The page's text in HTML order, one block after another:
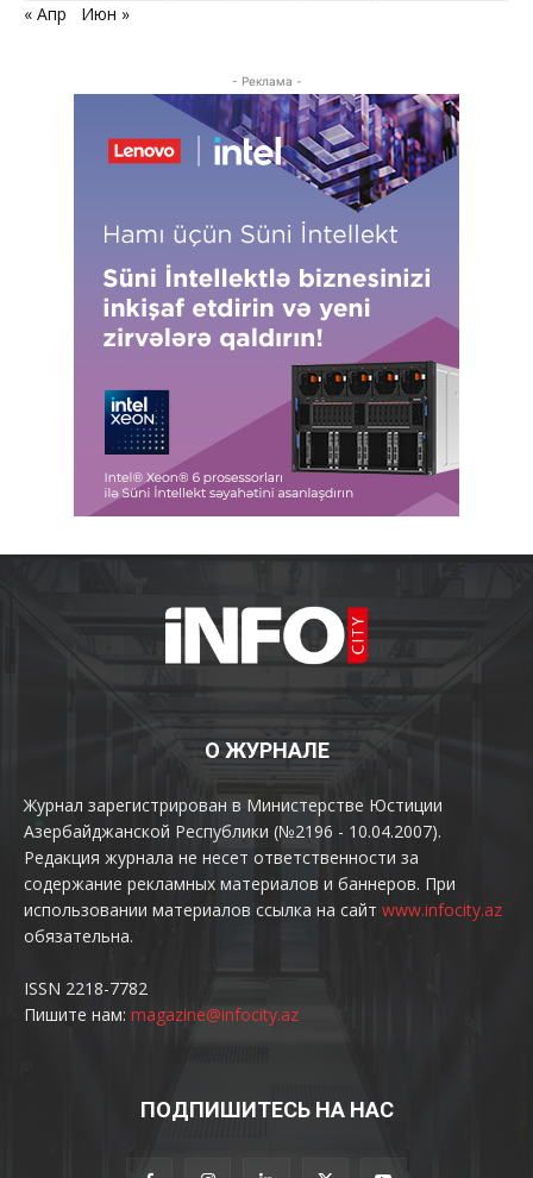
« Апр
Июн »
- Реклама -
О ЖУРНАЛЕ
Журнал зарегистрирован в Министерстве Юстиции
Азербайджанской Республики (№2196 - 10.04.2007).
Редакция журнала не несет ответственности за
содержание рекламных материалов и баннеров. При
использовании материалов ссылка на сайт www.infocity.az
обязательна.
ISSN 2218-7782
Пишите нам: magazine@infocity.az
ПОДПИШИТЕСЬ НА НАС